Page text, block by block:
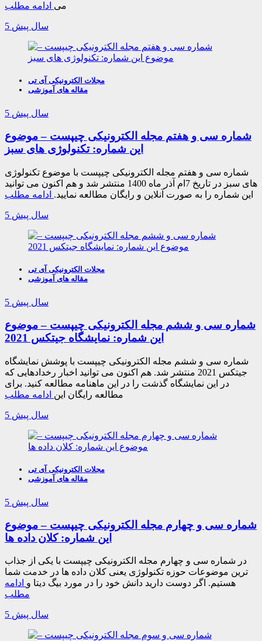
می ادامه مطلب
5 سال پیش
مجلات الکترونیکی آی تی
مقاله های آموزشی
5 سال پیش
شماره سی و هفتم مجله الکترونیکی چیپست – موضوع
این شماره: تکنولوژی های سبز
شماره سی و هفتم مجله الکترونیکی چیپست با موضوع تکنولوژی
های سبز در تاریخ 7ام آذر ماه 1400 منتشر شد و هم اکنون می توانید
این شماره را به صورت آنلاین و رایگان مطالعه نمایید. ادامه مطلب
5 سال پیش
مجلات الکترونیکی آی تی
مقاله های آموزشی
5 سال پیش
شماره سی و ششم مجله الکترونیکی چیپست – موضوع
این شماره: نمایشگاه جیتکس 2021
شماره سی و ششم مجله الکترونیکی چیپست با پوشش نمایشگاه
جیتکس 2021 منتشر شد. هم اکنون می توانید اخبار رخدادهایی که
در این نمایشگاه گذشت را در این ماهنامه مطالعه کنید. برای
مطالعه رایگان این ادامه مطلب
5 سال پیش
مجلات الکترونیکی آی تی
مقاله های آموزشی
5 سال پیش
شماره سی و چهارم مجله الکترونیکی چیپست – موضوع
این شماره: کلان داده ها
در شماره سی و چهارم مجله الکترونیکی چیپست با یکی از جذاب
ترین موضوعات حوزه تکنولوژی یعنی کلان داده ها در خدمت شما
هستیم. اگر دوست دارید دانش خود را در مورد بیگ دیتا و ادامه
مطلب
5 سال پیش